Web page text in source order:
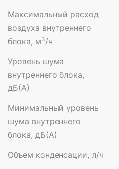
Максимальный расход
воздуха внутреннего
блока, м3/ч
Уровень шума
внутреннего блока,
дБ(А)
Минимальный уровень
шума внутреннего
блока, дБ(А)
Объем конденсации, л/ч